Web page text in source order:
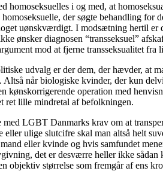
homoseksuelles i og med, at
der søgte behandling
uønskværdigt. I modsætning hertil er
ønsker diagnosen “transseksuel”
mod at fjerne transseksualitet
udvalg er der dem, der hævder, at
når biologiske kvinder, der kun
kønskorrigerende operation med
ret lille mindretal af befolkningen.
LGBT Danmarks krav om at
eller ulige slutcifre skal man altså helt
eller kvinde og hvis samfundet
det er desværre heller ikke
objektiv størrelse som fremgår af ens